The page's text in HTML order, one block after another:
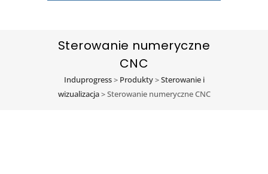
Sterowanie numeryczne
CNC
Induprogress> Produkty>Sterowanie i
wizualizacja>Sterowanie numeryczne CNC